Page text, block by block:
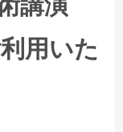
用いた